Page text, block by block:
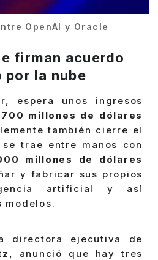
OpenAI y Oracle
firman acuerdo
la nube
espera unos ingresos
millones de dólares
también cierre el
trae entre manos con
millones de dólares
y fabricar sus propios
artificial y así
modelos.
directora ejecutiva de
, anunció que hay tres